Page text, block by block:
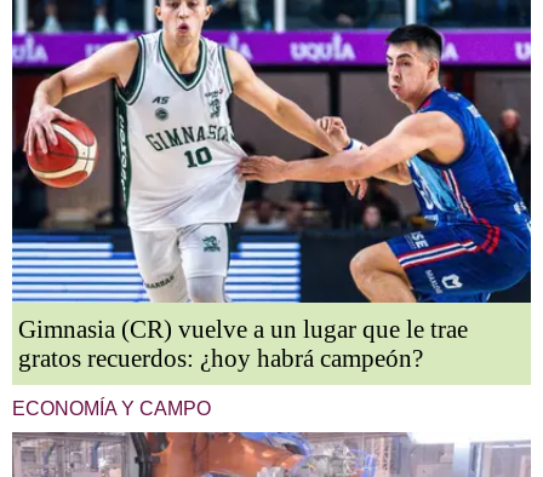
Gimnasia (CR) vuelve a un lugar que le trae
gratos recuerdos: ¿hoy habrá campeón?
ECONOMÍA Y CAMPO